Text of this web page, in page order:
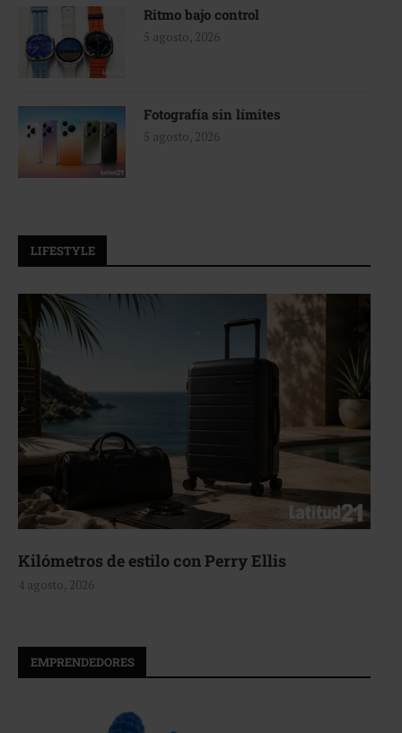
Ritmo bajo control
5 agosto, 2026
Fotografía sin límites
5 agosto, 2026
LIFESTYLE
Kilómetros de estilo con Perry Ellis
4 agosto, 2026
EMPRENDEDORES